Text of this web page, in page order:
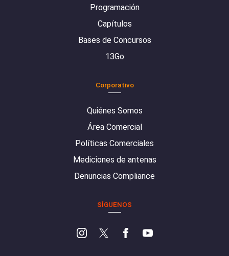
Programación
Capítulos
Bases de Concursos
13Go
Corporativo
Quiénes Somos
Área Comercial
Políticas Comerciales
Mediciones de antenas
Denuncias Compliance
SÍGUENOS